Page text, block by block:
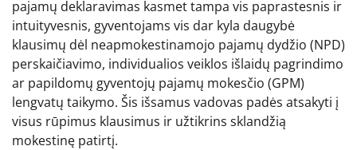
pajamų deklaravimas kasmet tampa vis paprastesnis ir
intuityvesnis, gyventojams vis dar kyla daugybė
klausimų dėl neapmokestinamojo pajamų dydžio (NPD)
perskaičiavimo, individualios veiklos išlaidų pagrindimo
ar papildomų gyventojų pajamų mokesčio (GPM)
lengvatų taikymo. Šis išsamus vadovas padės atsakyti į
visus rūpimus klausimus ir užtikrins sklandžią
mokestinę patirtį.